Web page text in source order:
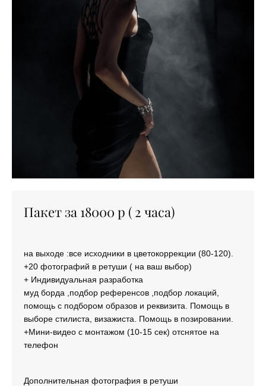
Пакет за 18000 р ( 2 часа)
на выходе :все исходники в цветокоррекции (80-120).
+20 фотографий в ретуши ( на ваш выбор)
+ Индивидуальная разработка
муд борда ,подбор референсов ,подбор локаций,
помощь с подбором образов и реквизита. Помощь в
выборе стилиста, визажиста. Помощь в позировании.
+Мини-видео с монтажом (10-15 сек) отснятое на
телефон
Дополнительная фотография в ретуши